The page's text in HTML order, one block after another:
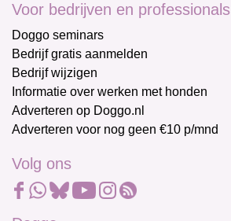
Voor bedrijven en professionals
Doggo seminars
Bedrijf gratis aanmelden
Bedrijf wijzigen
Informatie over werken met honden
Adverteren op Doggo.nl
Adverteren voor nog geen €10 p/mnd
Volg ons